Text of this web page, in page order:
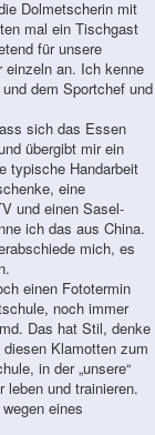
Dolmetscherin mit
mal ein Tischgast
für unsere
einzeln an. Ich kenne
dem Sportchef und
sich das Essen
übergibt mir ein
typische Handarbeit
eine
und einen Sasel-
ich das aus China.
mich, es
einen Fototermin
noch immer
Das hat Stil, denke
Klamotten zum
in der „unsere“
leben und trainieren.
eines